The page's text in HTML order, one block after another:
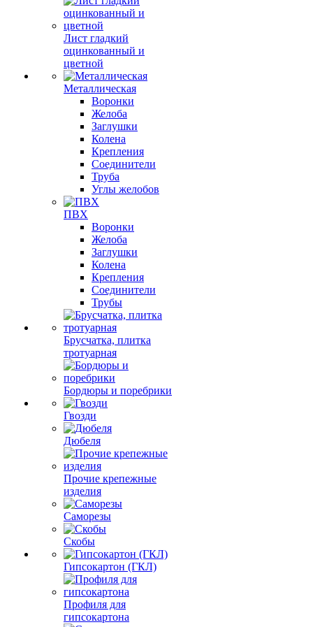
Лист гладкий
оцинкованный и
цветной
Металлическая
Воронки
Желоба
Заглушки
Колена
Крепления
Соединители
Труба
Углы желобов
ПВХ
Воронки
Желоба
Заглушки
Колена
Крепления
Соединители
Трубы
Брусчатка, плитка
тротуарная
Бордюры и поребрики
Гвозди
Дюбеля
Прочие крепежные
изделия
Саморезы
Скобы
Гипсокартон (ГКЛ)
Профиля для
гипсокартона